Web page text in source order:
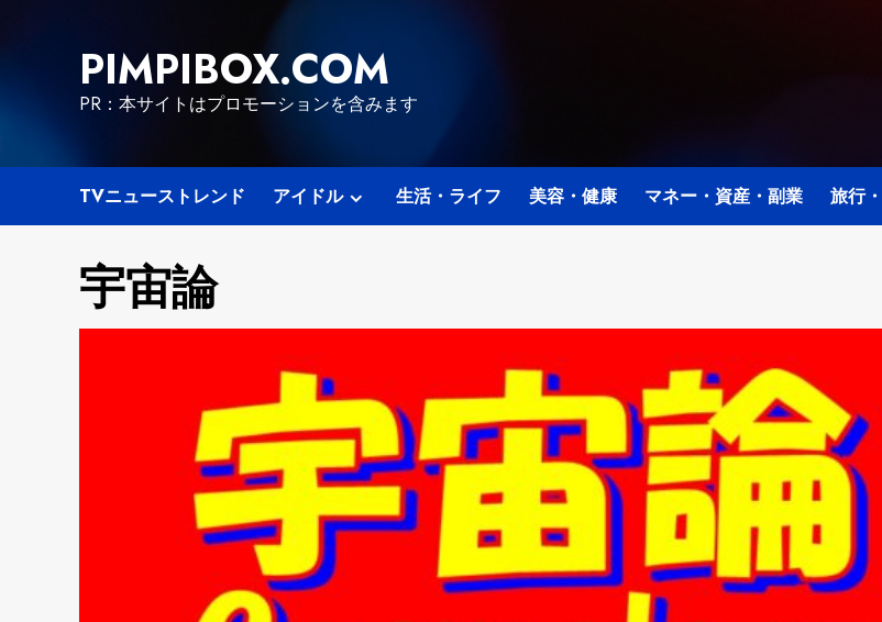
PIMPIBOX.COM
PR：本サイトはプロモーションを含みます
TVニューストレンド アイドル 生活・ライフ 美容・健康 マネー・資産・副業 旅行
宇宙論